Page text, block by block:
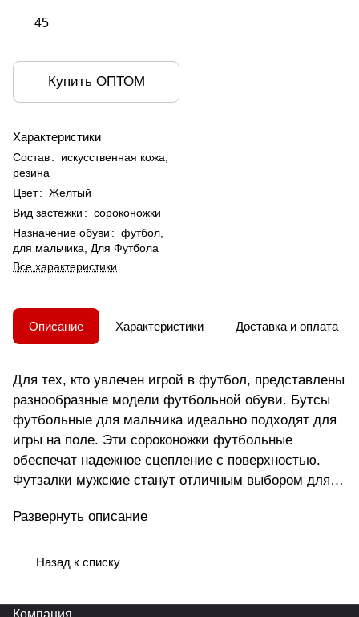
45
Купить ОПТОМ
Характеристики
Состав:
искусственная кожа,
резина
Цвет: Желтый
Вид застежки : сороконожки
Назначение обуви : футбол,
для мальчика, Для Футбола
Все характеристики
Описание Характеристики Доставка и оплата
Для тех, кто увлечен игрой в футбол, представлены
разнообразные модели футбольной обуви. Бутсы
футбольные для мальчика идеально подходят для
игры на поле. Эти сороконожки футбольные
обеспечат надежное сцепление с поверхностью.
Футзалки мужские станут отличным выбором для
сороконожки и бампы. Бутсы отличаются
футбола гарантируют комфорт и безопасность во
Развернуть описание
Назад к списку
Компания